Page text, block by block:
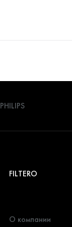
PHILIPS
FILTERO
О компании